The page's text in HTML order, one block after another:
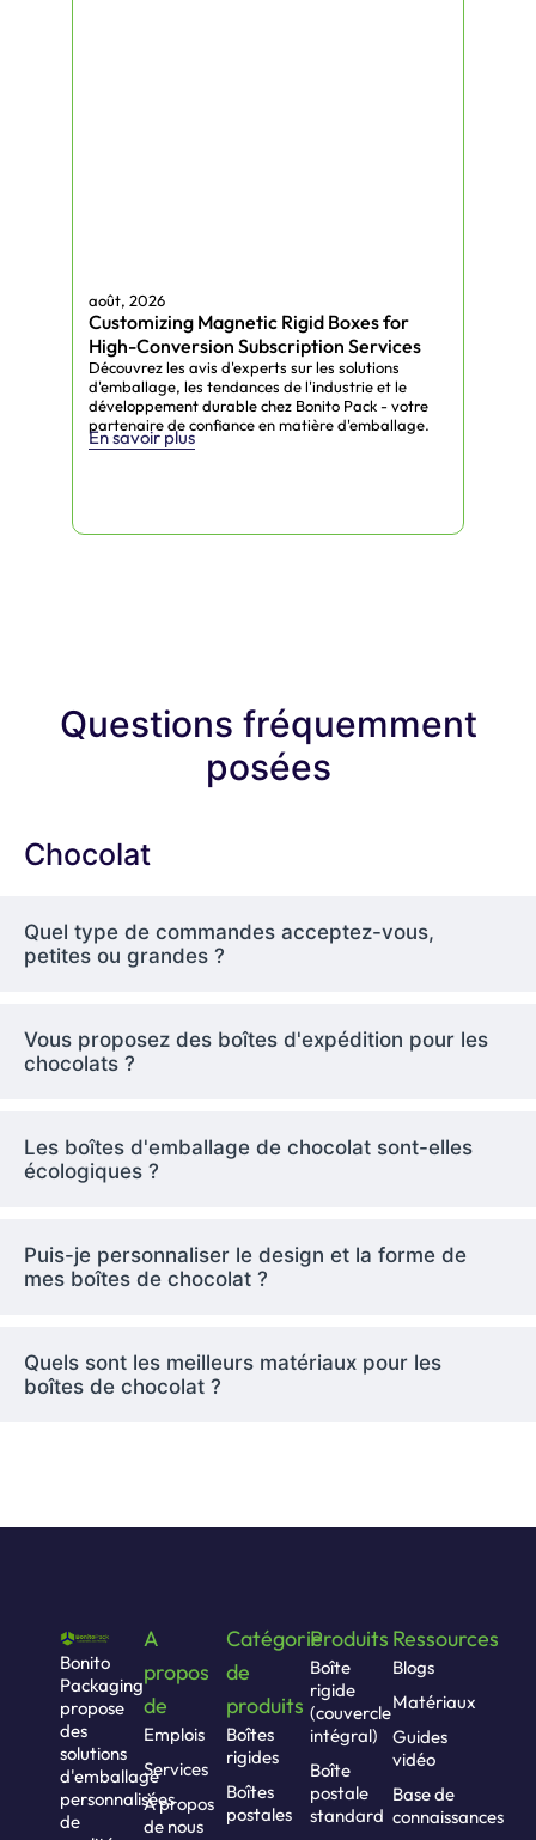
chocolat.
Boîtes de chocolat
personnalisées
Donnez à votre marque une touche
sont faciles à adapter.
Boîtes d'emballage de
chocolat luxueuses et
décoratives
touche de style, utilisez des aimants pour les
fermetures, des matériaux nobles pour
Boîtes cadeaux
d'entreprise.
Lorsque vous expédiez des chocolats, utilisez
des récipients solides et hermétiques qui
résistent à la chaleur et au froid.
Industries que
nous servons
Organisateurs professionnels
d'événements et de services de
cadeaux d'entreprise
Entreprises qui vous proposent des
boîtes d'abonnement
Bonito Pack offre des services fiables qui
répondent à tous les types de marques et de
budgets.
août, 2026
Customizing Magnetic Rigid Boxes for
High-Conversion Subscription Services
Découvrez les avis d'experts sur les solutions
d'emballage, les tendances de l'industrie et le
développement durable chez Bonito Pack - votre
partenaire de confiance en matière d'emballage.
En savoir plus
Questions fréquemment
posées
Chocolat
Quel type de commandes acceptez-vous,
petites ou grandes ?
Vous proposez des boîtes d'expédition pour les
chocolats ?
Les boîtes d'emballage de chocolat sont-elles
écologiques ?
Puis-je personnaliser le design et la forme de
mes boîtes de chocolat ?
Quels sont les meilleurs matériaux pour les
boîtes de chocolat ?
Bonito
Packaging
propose
des
solutions
d'emballage
personnalisées
de
A
propos
de
Emplois
Services
À propos
de nous
Catégorie
de
produits
Boîtes
rigides
Boîtes
postales
Produits
Boîte
rigide
(couvercle
intégral)
Boîte
postale
standard
Ressources
Blogs
Matériaux
Guides
vidéo
Base de
connaissances